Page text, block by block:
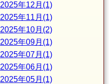
2025年12月(1)
2025年11月(1)
2025年10月(2)
2025年09月(1)
2025年07月(1)
2025年06月(1)
2025年05月(1)